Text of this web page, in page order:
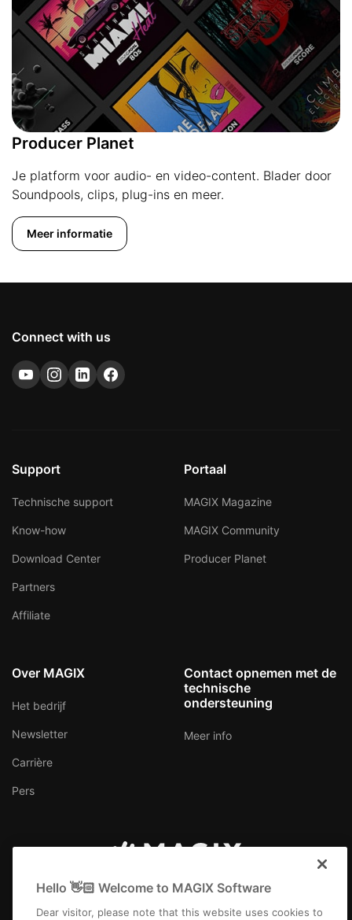
Producer Planet
Je platform voor audio- en video-content. Blader door
Soundpools, clips, plug-ins en meer.
Meer informatie
Connect with us
Support
Technische support
Know-how
Download Center
Partners
Affiliate
Portaal
MAGIX Magazine
MAGIX Community
Producer Planet
Over MAGIX
Het bedrijf
Newsletter
Carrière
Pers
Contact opnemen met de
technische
ondersteuning
Meer info
Nederland
Hello 👋🏻 Welcome to MAGIX Software
Dear visitor, please note that this website uses cookies to